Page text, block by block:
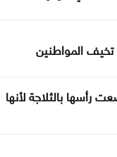
المواطنين
بالثلاجة لأنها